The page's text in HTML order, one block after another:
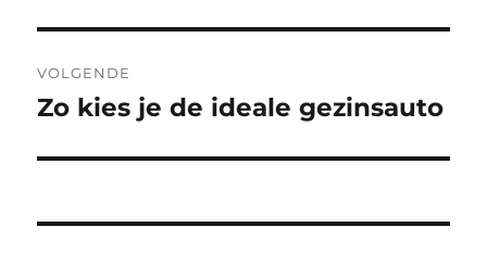
VOLGENDE
Volgend
Zo kies je de ideale gezinsauto